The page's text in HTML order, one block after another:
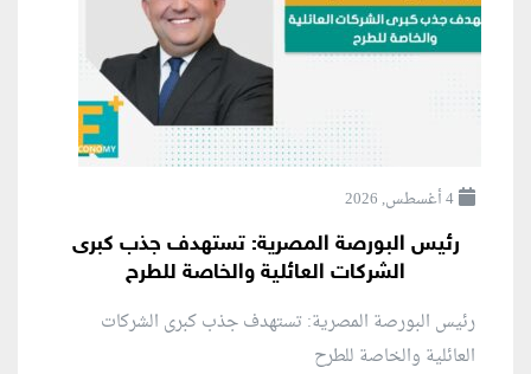
4 أغسطس, 2026
رئيس البورصة المصرية: تستهدف جذب كبرى
الشركات العائلية والخاصة للطرح
رئيس البورصة المصرية: تستهدف جذب كبرى الشركات
العائلية والخاصة للطرح